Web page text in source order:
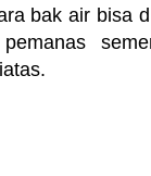
bak air bisa